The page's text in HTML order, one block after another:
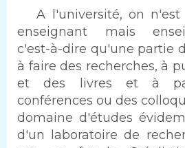
Texte
A l'université, on n'est
enseignant mais
c'est-à-dire qu'une partie
à faire des recherches, à
et des livres et à
conférences ou des
domaine d'études
d'un laboratoire de